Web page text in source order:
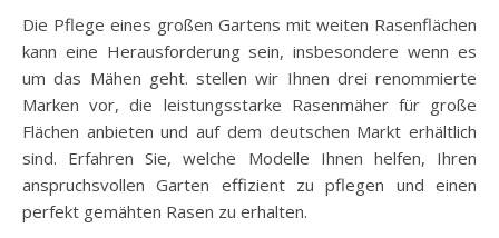
Die Pflege eines großen Gartens mit weiten Rasenflächen
kann eine Herausforderung sein, insbesondere wenn es
um das Mähen geht. stellen wir Ihnen drei renommierte
Marken vor, die leistungsstarke Rasenmäher für große
Flächen anbieten und auf dem deutschen Markt erhältlich
sind. Erfahren Sie, welche Modelle Ihnen helfen, Ihren
anspruchsvollen Garten effizient zu pflegen und einen
perfekt gemähten Rasen zu erhalten.